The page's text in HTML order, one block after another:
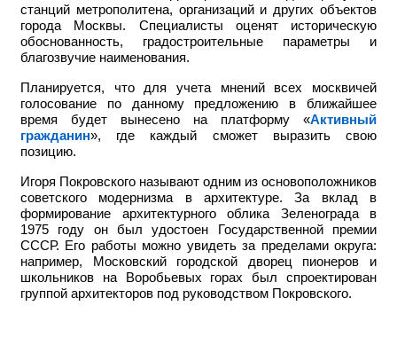
станций метрополитена, организаций и других объектов
города Москвы. Специалисты оценят историческую
обоснованность, градостроительные параметры и
благозвучие наименования.
Планируется, что для учета мнений всех москвичей
голосование по данному предложению в ближайшее
время будет вынесено на платформу «Активный
гражданин», где каждый сможет выразить свою
позицию.
Игоря Покровского называют одним из основоположников
советского модернизма в архитектуре. За вклад в
формирование архитектурного облика Зеленограда в
1975 году он был удостоен Государственной премии
СССР. Его работы можно увидеть за пределами округа:
например,
Московский городской дворец пионеров и
школьников на Воробьевых горах был спроектирован
группой архитекторов под руководством Покровского.